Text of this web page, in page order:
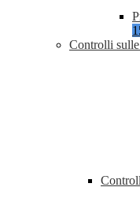
Controlli